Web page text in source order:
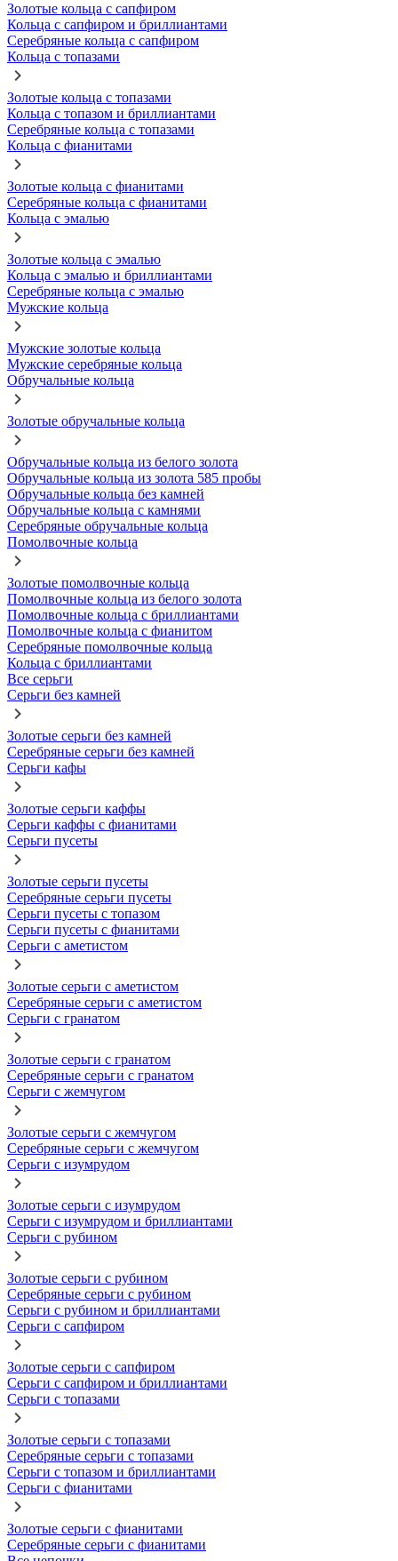
Золотые кольца с сапфиром
Кольца с сапфиром и бриллиантами
Серебряные кольца с сапфиром
Кольца с топазами
Золотые кольца с топазами
Кольца с топазом и бриллиантами
Серебряные кольца с топазами
Кольца с фианитами
Золотые кольца с фианитами
Серебряные кольца с фианитами
Кольца с эмалью
Золотые кольца с эмалью
Кольца с эмалью и бриллиантами
Серебряные кольца с эмалью
Мужские кольца
Мужские золотые кольца
Мужские серебряные кольца
Обручальные кольца
Золотые обручальные кольца
Обручальные кольца из белого золота
Обручальные кольца из золота 585 пробы
Обручальные кольца без камней
Обручальные кольца с камнями
Серебряные обручальные кольца
Помолвочные кольца
Золотые помолвочные кольца
Помолвочные кольца из белого золота
Помолвочные кольца с бриллиантами
Помолвочные кольца с фианитом
Серебряные помолвочные кольца
Кольца с бриллиантами
Все серьги
Серьги без камней
Золотые серьги без камней
Серебряные серьги без камней
Серьги кафы
Золотые серьги каффы
Серьги каффы с фианитами
Серьги пусеты
Золотые серьги пусеты
Серебряные серьги пусеты
Серьги пусеты с топазом
Серьги пусеты с фианитами
Серьги с аметистом
Золотые серьги с аметистом
Серебряные серьги с аметистом
Серьги с гранатом
Золотые серьги с гранатом
Серебряные серьги с гранатом
Серьги с жемчугом
Золотые серьги с жемчугом
Серебряные серьги с жемчугом
Серьги с изумрудом
Золотые серьги с изумрудом
Серьги с изумрудом и бриллиантами
Серьги с рубином
Золотые серьги с рубином
Серебряные серьги с рубином
Серьги с рубином и бриллиантами
Серьги с сапфиром
Золотые серьги с сапфиром
Серьги с сапфиром и бриллиантами
Серьги с топазами
Золотые серьги с топазами
Серебряные серьги с топазами
Серьги с топазом и бриллиантами
Серьги с фианитами
Золотые серьги с фианитами
Серебряные серьги с фианитами